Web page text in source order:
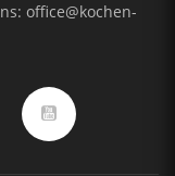
office@kochen-